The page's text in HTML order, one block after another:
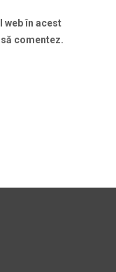
web în acest
comentez.